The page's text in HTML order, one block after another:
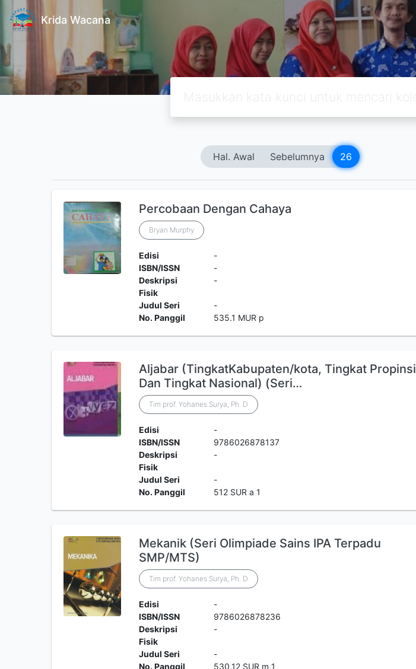
Krida Wacana
Hal. Awal Sebelumnya 26
Percobaan Dengan Cahaya
Bryan Murphy
Edisi
-
ISBN/ISSN
-
Deskripsi
Fisik
-
Judul Seri
-
No. Panggil
535.1 MUR p
Aljabar (TingkatKabupaten/kota, Tingkat Propinsi
Dan Tingkat Nasional) (Seri…
Tim prof. Yohanes Surya, Ph. D
Edisi
-
ISBN/ISSN
9786026878137
Deskripsi
Fisik
-
Judul Seri
-
No. Panggil
512 SUR a 1
Mekanik (Seri Olimpiade Sains IPA Terpadu
SMP/MTS)
Tim prof. Yohanes Surya, Ph. D
Edisi
-
ISBN/ISSN
9786026878236
Deskripsi
Fisik
-
Judul Seri
-
No. Panggil
530.12 SUR m 1